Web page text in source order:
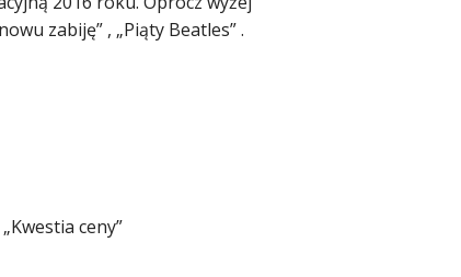
zabiję” , „Piąty Beatles” .
ceny”